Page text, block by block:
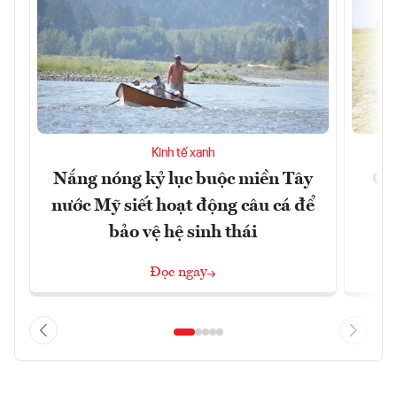
Kinh tế xanh
Nắng nóng kỷ lục buộc miền Tây
nước Mỹ siết hoạt động câu cá để
bảo vệ hệ sinh thái
Đọc ngay